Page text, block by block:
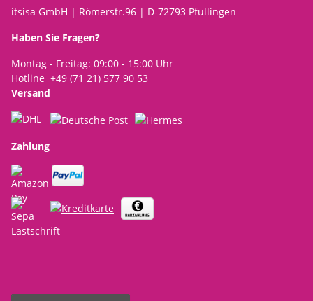
itsisa GmbH | Römerstr.96 | D-72793 Pfullingen
Haben Sie Fragen?
Montag - Freitag: 09:00 - 15:00 Uhr
Hotline +49 (71 21) 577 90 53
Versand
Zahlung